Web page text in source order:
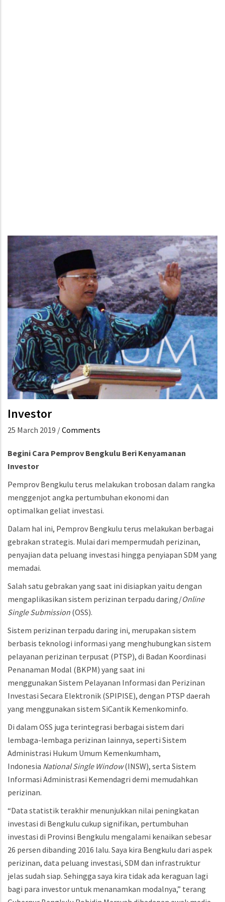
Investor
25 March 2019 /Comments
Begini Cara Pemprov Bengkulu Beri Kenyamanan
Investor
Pemprov Bengkulu terus melakukan trobosan dalam rangka
menggenjot angka pertumbuhan ekonomi dan
optimalkan geliat investasi.
Dalam hal ini, Pemprov Bengkulu terus melakukan berbagai
gebrakan strategis. Mulai dari mempermudah perizinan,
penyajian data peluang investasi hingga penyiapan SDM yang
memadai.
Salah satu gebrakan yang saat ini disiapkan yaitu dengan
mengaplikasikan sistem perizinan terpadu daring/Online
Single Submission (OSS).
Sistem perizinan terpadu daring ini, merupakan sistem
berbasis teknologi informasi yang menghubungkan sistem
pelayanan perizinan terpusat (PTSP), di Badan Koordinasi
Penanaman Modal (BKPM) yang saat ini
menggunakan Sistem Pelayanan Informasi dan Perizinan
Investasi Secara Elektronik (SPIPISE), dengan PTSP daerah
yang menggunakan sistem SiCantik Kemenkominfo.
Di dalam OSS juga terintegrasi berbagai sistem dari
lembaga-lembaga perizinan lainnya, seperti Sistem
Administrasi Hukum Umum Kemenkumham,
Indonesia National Single Window(INSW), serta Sistem
Informasi Administrasi Kemendagri demi memudahkan
perizinan.
“Data statistik terakhir menunjukkan nilai peningkatan
investasi di Bengkulu cukup signifikan, pertumbuhan
investasi di Provinsi Bengkulu mengalami kenaikan sebesar
26 persen dibanding 2016 lalu. Saya kira Bengkulu dari aspek
perizinan, data peluang investasi, SDM dan infrastruktur
jelas sudah siap. Sehingga saya kira tidak ada keraguan lagi
bagi para investor untuk menanamkan modalnya,” terang